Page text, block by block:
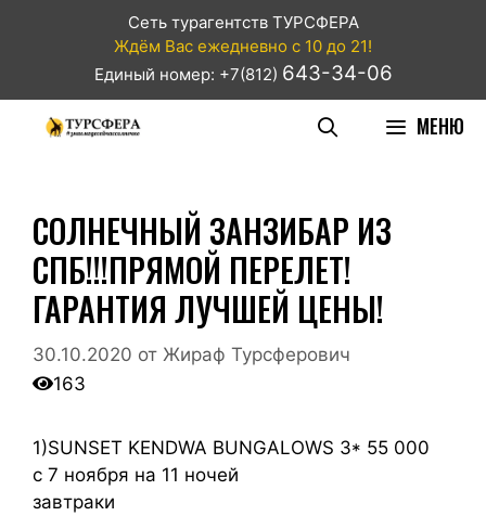
Сеть турагентств ТУРСФЕРА
Ждём Вас ежедневно с 10 до 21!
Единый номер: +7(812) 643-34-06
МЕНЮ
СОЛНЕЧНЫЙ ЗАНЗИБАР ИЗ
СПБ!!!ПРЯМОЙ ПЕРЕЛЕТ!
ГАРАНТИЯ ЛУЧШЕЙ ЦЕНЫ!
30.10.2020 от Жираф Турсферович
163
1)SUNSET KENDWA BUNGALOWS 3* 55 000
с 7 ноября на 11 ночей
завтраки